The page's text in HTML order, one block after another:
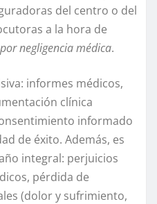
del centro o del
a la hora de
negligencia médica.
informes médicos,
clínica
informado
de éxito. Además, es
integral: perjuicios
pérdida de
(dolor y sufrimiento,